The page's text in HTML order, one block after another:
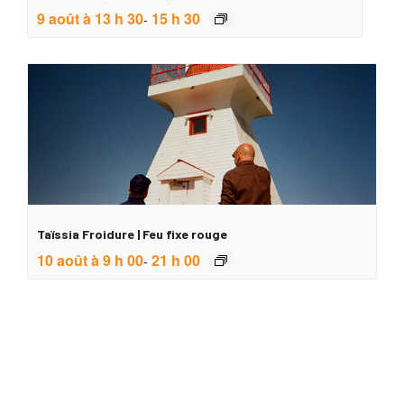
9 août à 13 h 30- 15 h 30
Taïssia Froidure | Feu fixe rouge
10 août à 9 h 00- 21 h 00